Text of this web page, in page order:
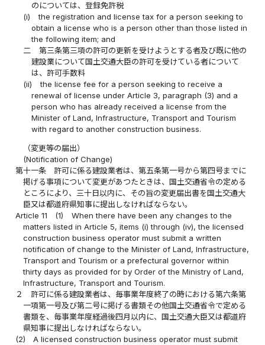
のについては、登録免許税
(i)
the registration and license tax for a person seeking to
obtain a license who is a person other than those listed in
the following item; and
二
第三条第三項の許可の更新を受けようとする者及び既に他の
建設業について国土交通大臣の許可を受けている者について
は、許可手数料
(ii)
the license fee for a person seeking to receive a
renewal of license under Article 3, paragraph (3) and a
person who has already received a license from the
Minister of Land, Infrastructure, Transport and Tourism
with regard to another construction business.
（変更等の届出）
(Notification of Change)
第十一条
許可に係る建設業者は、第五条第一号から第四号までに
掲げる事項について変更があつたときは、国土交通省令の定める
ところにより、三十日以内に、その旨の変更届出書を国土交通大
臣又は都道府県知事に提出しなければならない。
Article 11
(1)
When there have been any changes to the
matters listed in Article 5, items (i) through (iv), the licensed
construction business operator must submit a written
notification of change to the Minister of Land, Infrastructure,
Transport and Tourism or a prefectural governor within
thirty days as provided for by Order of the Ministry of Land,
Infrastructure, Transport and Tourism.
２
許可に係る建設業者は、毎事業年度終了の時における第六条第
一項第一号及び第二号に掲げる書類その他国土交通省令で定める
書類を、毎事業年度経過後四月以内に、国土交通大臣又は都道府
県知事に提出しなければならない。
(2)
A licensed construction business operator must submit